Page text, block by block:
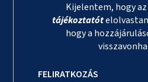
Kijelentem, hogy az
tájékoztatót
hogy a
FELIRATKOZÁS